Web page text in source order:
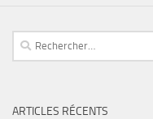
ARTICLES RÉCENTS